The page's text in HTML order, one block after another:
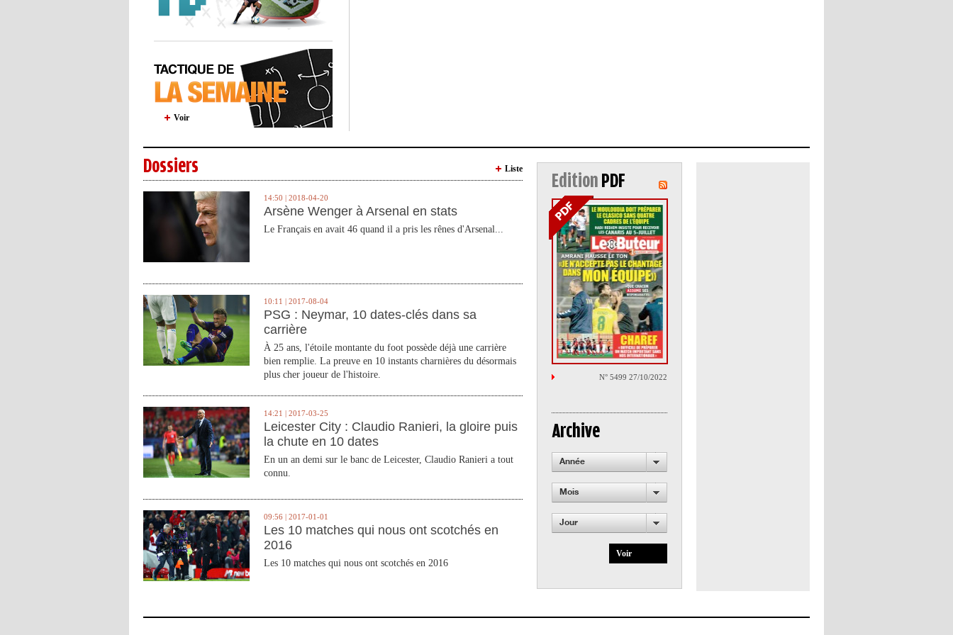
Voir
Dossiers Liste
14:50 | 2018-04-20
Arsène Wenger à Arsenal en stats
Le Français en avait 46 quand il a pris les rênes d'Arsenal...
10:11 | 2017-08-04
PSG : Neymar, 10 dates-clés dans sa
carrière
À 25 ans, l'étoile montante du foot possède déjà une carrière
bien remplie. La preuve en 10 instants charnières du désormais
plus cher joueur de l'histoire.
14:21 | 2017-03-25
Leicester City : Claudio Ranieri, la gloire puis
la chute en 10 dates
En un an demi sur le banc de Leicester, Claudio Ranieri a tout
connu.
09:56 | 2017-01-01
Les 10 matches qui nous ont scotchés en
2016
Les 10 matches qui nous ont scotchés en 2016
Edition PDF
N° 5499 27/10/2022
Archive
Année
Mois
Jour
Voir